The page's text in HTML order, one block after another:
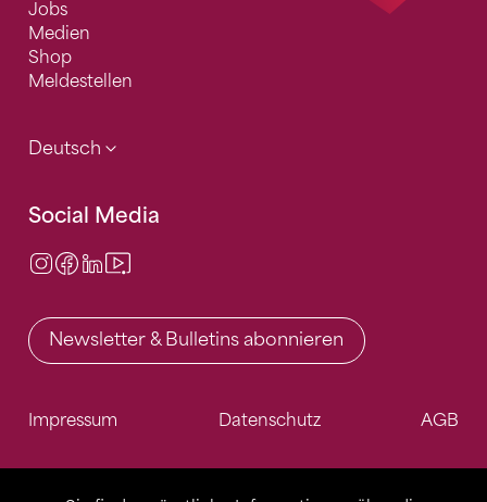
Jobs
Medien
Shop
Meldestellen
Deutsch
Social Media
Instagram
Facebook
LinkedIn
Newsletter & Bulletins abonnieren
Impressum Datenschutz AGB